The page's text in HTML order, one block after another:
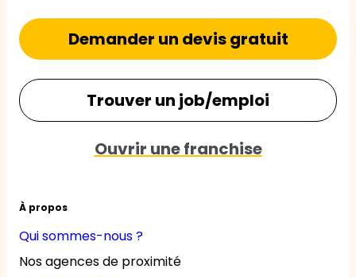
À propos
Qui sommes-nous ?
Nos agences de proximité
Demander un devis gratuit
Trouver un job/emploi
Ouvrir une franchise